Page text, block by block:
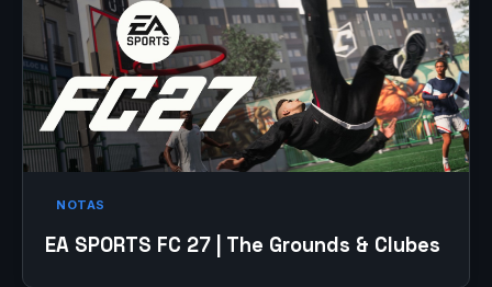
NOTAS
EA SPORTS FC 27 | The Grounds & Clubes